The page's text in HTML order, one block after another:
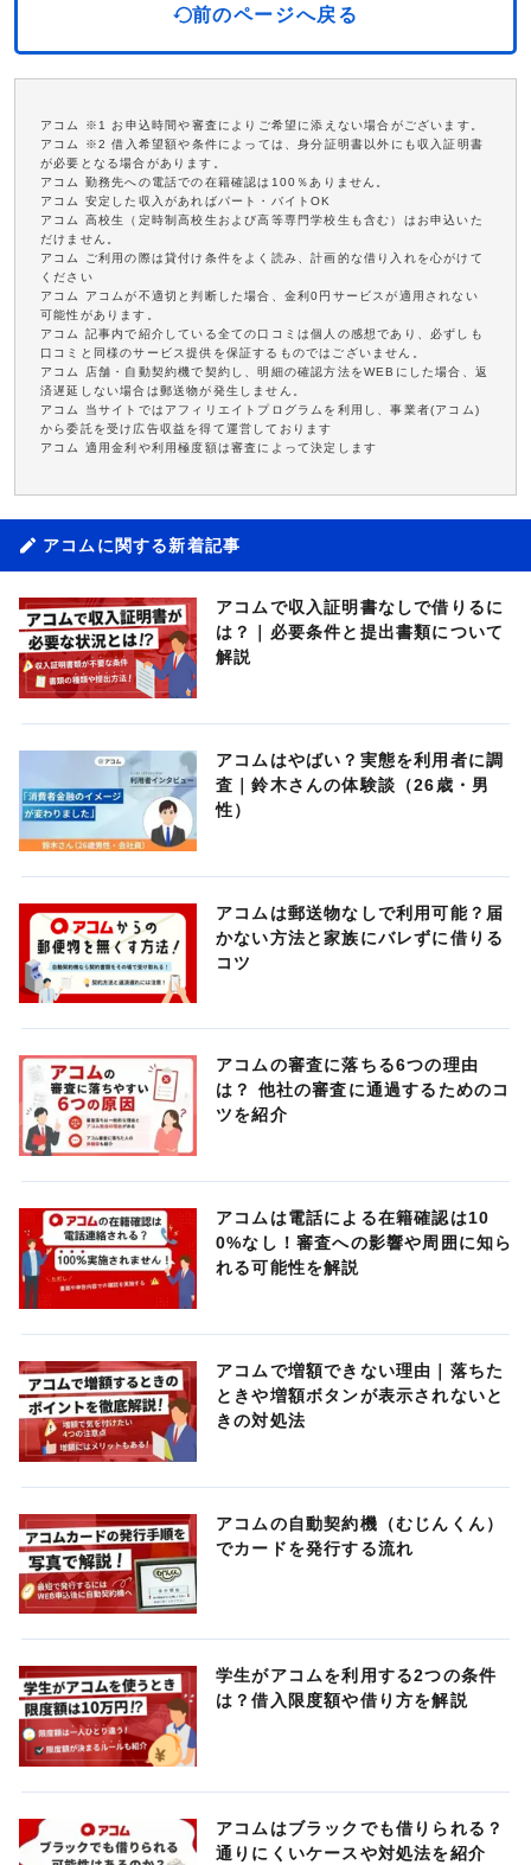
前のページへ戻る
アコム ※1 お申込時間や審査によりご希望に添えない場合がございます。
アコム ※2 借入希望額や条件によっては、身分証明書以外にも収入証明書
が必要となる場合があります。
アコム 勤務先への電話での在籍確認は100％ありません。
アコム 安定した収入があればパート・バイトOK
アコム 高校生（定時制高校生および高等専門学校生も含む）はお申込いた
だけません。
アコム ご利用の際は貸付け条件をよく読み、計画的な借り入れを心がけて
ください
アコム アコムが不適切と判断した場合、金利0円サービスが適用されない
可能性があります。
アコム 記事内で紹介している全ての口コミは個人の感想であり、必ずしも
口コミと同様のサービス提供を保証するものではございません。
アコム 店舗・自動契約機で契約し、明細の確認方法をWEBにした場合、返
済遅延しない場合は郵送物が発生しません。
アコム 当サイトではアフィリエイトプログラムを利用し、事業者(アコム)
から委託を受け広告収益を得て運営しております
アコム 適用金利や利用極度額は審査によって決定します
アコムに関する新着記事
アコムで収入証明書なしで借りるに
は？｜必要条件と提出書類について
解説
アコムはやばい？実態を利用者に調
査｜鈴木さんの体験談（26歳・男
性）
アコムは郵送物なしで利用可能？届
かない方法と家族にバレずに借りる
コツ
アコムの審査に落ちる6つの理由
は？ 他社の審査に通過するためのコ
ツを紹介
アコムは電話による在籍確認は10
0%なし！審査への影響や周囲に知ら
れる可能性を解説
アコムで増額できない理由｜落ちた
ときや増額ボタンが表示されないと
きの対処法
アコムの自動契約機（むじんくん）
でカードを発行する流れ
学生がアコムを利用する2つの条件
は？借入限度額や借り方を解説
アコムはブラックでも借りられる？
通りにくいケースや対処法を紹介